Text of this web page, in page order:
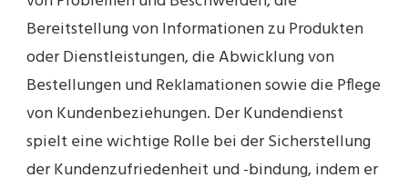
Bereitstellung von Informationen zu Produkten
oder Dienstleistungen, die Abwicklung von
Bestellungen und Reklamationen sowie die Pflege
von Kundenbeziehungen. Der Kundendienst
spielt eine wichtige Rolle bei der Sicherstellung
der Kundenzufriedenheit und -bindung, indem er